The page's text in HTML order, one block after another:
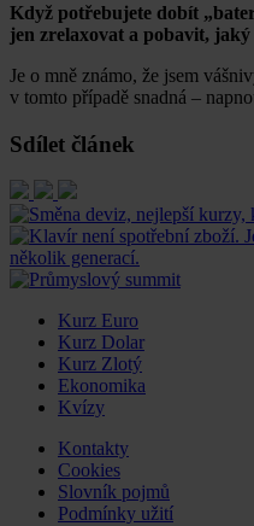
Když potřebujete dobít
jen zrelaxovat a pobavit, jaký
Je o mně známo, že jsem
v tomto případě snadná –
Sdílet článek
Kurz Euro
Kurz Dolar
Kurz Zlotý
Ekonomika
Kvízy
Kontakty
Cookies
Slovník pojmů
Podmínky užití